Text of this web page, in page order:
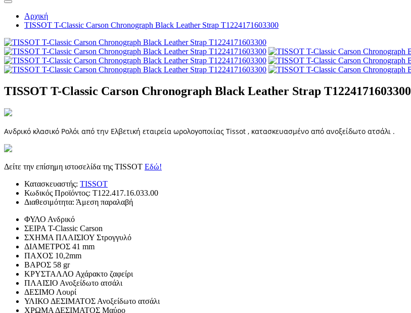
Αρχική
TISSOT T-Classic Carson Chronograph Black Leather Strap T1224171603300
TISSOT T-Classic Carson Chronograph Black Leather Strap T1224171603300
Ανδρικό κλασικό Ρολόι από την Ελβετική εταιρεία ωρολογοποιίας Tissot , κατασκευασμένο από ανοξείδωτο ατσάλι .
Δείτε την επίσημη ιστοσελίδα της TISSOT Εδώ!
Κατασκευαστής: TISSOT
Κωδικός Προϊόντος: T122.417.16.033.00
Διαθεσιμότητα: Άμεση παραλαβή
ΦΥΛΟ Ανδρικό
ΣΕΙΡΑ T-Classic Carson
ΣΧΗΜΑ ΠΛΑΙΣΙΟΥ Στρογγυλό
ΔΙΑΜΕΤΡΟΣ 41 mm
ΠΑΧΟΣ 10,2mm
ΒΑΡΟΣ 58 gr
ΚΡΥΣΤΑΛΛΟ Αχάρακτο ζαφείρι
ΠΛΑΙΣΙΟ Ανοξείδωτο ατσάλι
ΔΕΣΙΜΟ Λουρί
ΥΛΙΚΟ ΔΕΣΙΜΑΤΟΣ Ανοξείδωτο ατσάλι
ΧΡΩΜΑ ΔΕΣΙΜΑΤΟΣ Μαύρο